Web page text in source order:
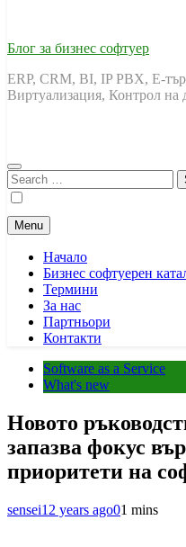
Блог за бизнес софтуер
ERP, CRM, BI, IP PBX, Е-
Виртуализация, Контрол на
Search
for:
Menu
Начало
Бизнес софтуерен
Термини
За нас
Партньори
Контакти
Software as a Service
What's new
Новото
запазва фокус
приоритети на
sensei12 years ago01 mins